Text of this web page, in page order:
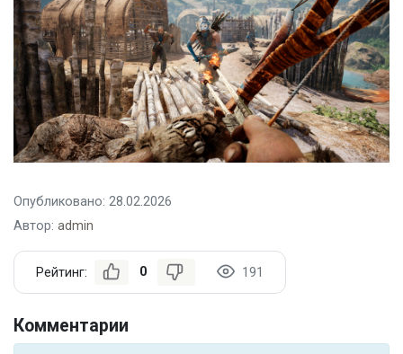
Опубликовано: 28.02.2026
Автор: admin
Рейтинг: 0 191
Комментарии